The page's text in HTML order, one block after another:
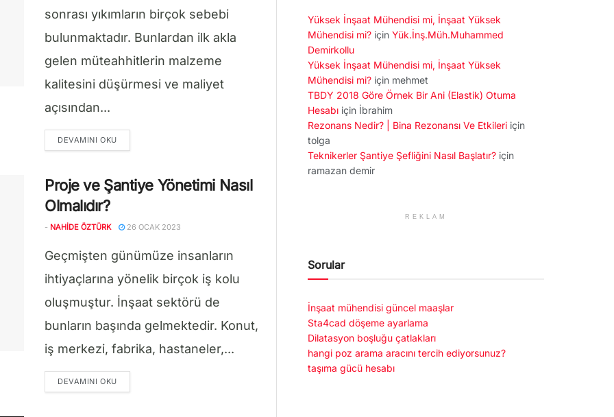
sonrası yıkımların birçok sebebi
bulunmaktadır. Bunlardan ilk akla
gelen müteahhitlerin malzeme
kalitesini düşürmesi ve maliyet
açısından...
DEVAMINI OKUDETAILS
Proje ve Şantiye Yönetimi Nasıl
Olmalıdır?
- NAHIDE ÖZTÜRK 26 OCAK 2023
Geçmişten günümüze insanların
ihtiyaçlarına yönelik birçok iş kolu
oluşmuştur. İnşaat sektörü de
bunların başında gelmektedir. Konut,
iş merkezi, fabrika, hastaneler,...
DEVAMINI OKUDETAILS
Yüksek İnşaat Mühendisi mi, İnşaat Yüksek
Mühendisi mi? için Yük.İnş.Müh.Muhammed
Demirkollu
Yüksek İnşaat Mühendisi mi, İnşaat Yüksek
Mühendisi mi? için mehmet
TBDY 2018 Göre Örnek Bir Ani (Elastik) Otuma
Hesabı için İbrahim
Rezonans Nedir? | Bina Rezonansı Ve Etkileri için
tolga
Teknikerler Şantiye Şefliğini Nasıl Başlatır? için
ramazan demir
REKLAM
Sorular
İnşaat mühendisi güncel maaşlar
Sta4cad döşeme ayarlama
Dilatasyon boşluğu çatlakları
hangi poz arama aracını tercih ediyorsunuz?
taşıma gücü hesabı